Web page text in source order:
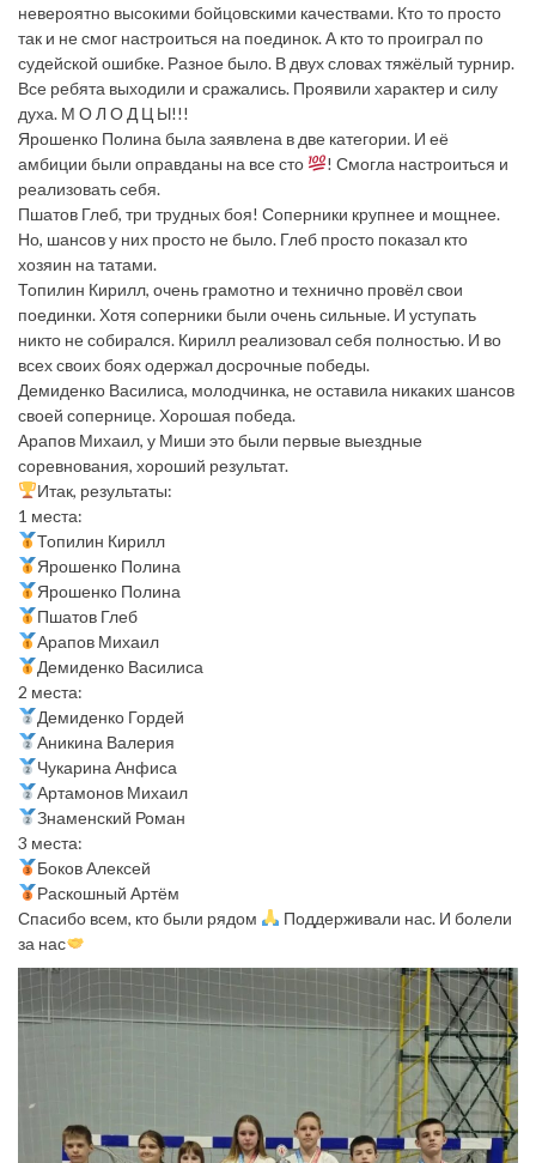
невероятно высокими бойцовскими качествами. Кто то просто
так и не смог настроиться на поединок. А кто то проиграл по
судейской ошибке. Разное было. В двух словах тяжёлый турнир.
Все ребята выходили и сражались. Проявили характер и силу
духа. М О Л О Д Ц Ы!!!
Ярошенко Полина была заявлена в две категории. И её
амбиции были оправданы на все сто
! Смогла настроиться и
реализовать себя.
Пшатов Глеб, три трудных боя! Соперники крупнее и мощнее.
Но, шансов у них просто не было. Глеб просто показал кто
хозяин на татами.
Топилин Кирилл, очень грамотно и технично провёл свои
поединки. Хотя соперники были очень сильные. И уступать
никто не собирался. Кирилл реализовал себя полностью. И во
всех своих боях одержал досрочные победы.
Демиденко Василиса, молодчинка, не оставила никаких шансов
своей сопернице. Хорошая победа.
Арапов Михаил, у Миши это были первые выездные
соревнования, хороший результат.
Итак, результаты:
1 места:
Топилин Кирилл
Ярошенко Полина
Ярошенко Полина
Пшатов Глеб
Арапов Михаил
Демиденко Василиса
2 места:
Демиденко Гордей
Аникина Валерия
Чукарина Анфиса
Артамонов Михаил
Знаменский Роман
3 места:
Боков Алексей
Раскошный Артём
Спасибо всем, кто были рядом
Поддерживали нас. И болели
за нас